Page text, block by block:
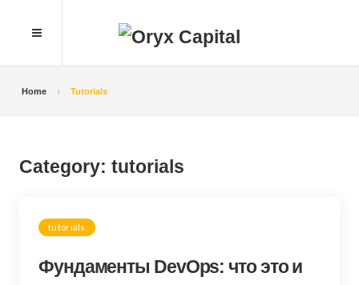
Home Tutorials
Category: tutorials
tutorials
Фундаменты DevOps: что это и